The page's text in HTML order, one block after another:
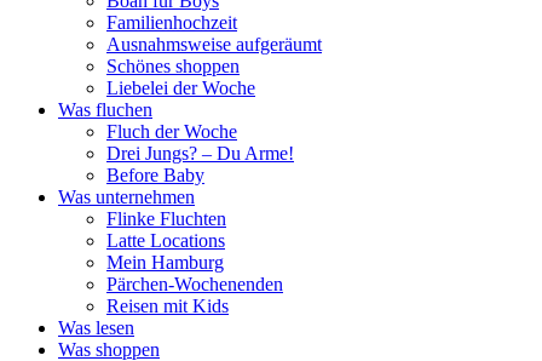
Familienhochzeit
Ausnahmsweise aufgeräumt
Schönes shoppen
Liebelei der Woche
Was fluchen
Fluch der Woche
Drei Jungs? – Du Arme!
Before Baby
Was unternehmen
Flinke Fluchten
Latte Locations
Mein Hamburg
Pärchen-Wochenenden
Reisen mit Kids
Was lesen
Was shoppen